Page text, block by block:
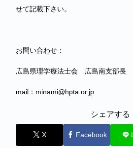
せて記載下さい。
お問い合わせ：
広島県理学療法士会 広島南支部
mail：minami@hpta.or.jp
シェアする
X Facebook